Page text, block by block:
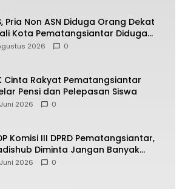
Pria Non ASN Diduga Orang Dekat
Kota Pematangsiantar Diduga
Bagi Proyek ke Kontraktor
2026 0
Cinta Rakyat Pematangsiantar
Pensi dan Pelepasan Siswa
2026 0
Komisi III DPRD Pematangsiantar,
Diminta Jangan Banyak
2026 0